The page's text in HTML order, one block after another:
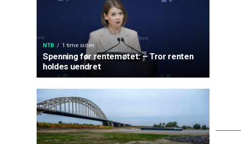
NTB 1 time siden
Spenning før rentemøtet: – Tror renten
holdes uendret